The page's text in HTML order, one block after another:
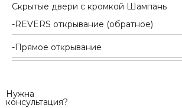
Скрытые двери с кромкой Шампань
REVERS открывание (обратное)
Прямое открывание
Нужна
консультация?